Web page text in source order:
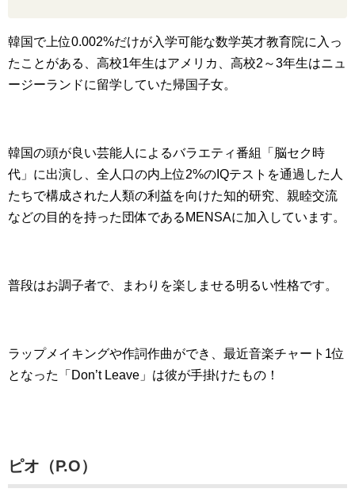
韓国で上位0.002%だけが入学可能な数学英才教育院に入っ
たことがある、高校1年生はアメリカ、高校2～3年生はニュ
ージーランドに留学していた帰国子女。
韓国の頭が良い芸能人によるバラエティ番組「脳セク時
代」に出演し、全人口の内上位2%のIQテストを通過した人
たちで構成された人類の利益を向けた知的研究、親睦交流
などの目的を持った団体であるMENSAに加入しています。
普段はお調子者で、まわりを楽しませる明るい性格です。
ラップメイキングや作詞作曲ができ、最近音楽チャート1位
となった「Don’t Leave」は彼が手掛けたもの！
ピオ（P.O）